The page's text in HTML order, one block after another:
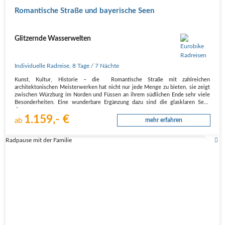
Romantische Straße und bayerische Seen
Glitzernde Wasserwelten
Individuelle Radreise ,8 Tage / 7 Nächte
Kunst, Kultur, Historie – die Romantische Straße mit zahlreichen
architektonischen Meisterwerken hat nicht nur jede Menge zu bieten, sie zeigt
zwischen Würzburg im Norden und Füssen an ihrem südlichen Ende sehr viele
Besonderheiten. Eine wunderbare Ergänzung dazu sind die glasklaren Seen
ab 1.159,- € mehr erfahren
Radpause mit der Familie